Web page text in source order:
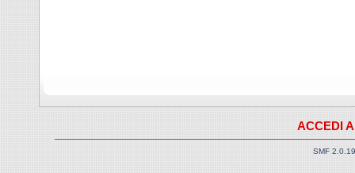
ACCEDI
SMF 2.0.19